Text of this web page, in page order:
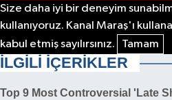
Size daha iyi bir deneyim
kullanıyoruz. Kanal Maraş'ı
kabul etmiş sayılırsınız.
Tamam